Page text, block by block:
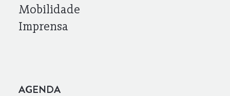
Mobilidade
Imprensa
AGENDA